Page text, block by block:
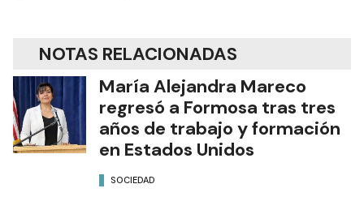
NOTAS RELACIONADAS
María Alejandra Mareco
regresó a Formosa tras tres
años de trabajo y formación
en Estados Unidos
SOCIEDAD